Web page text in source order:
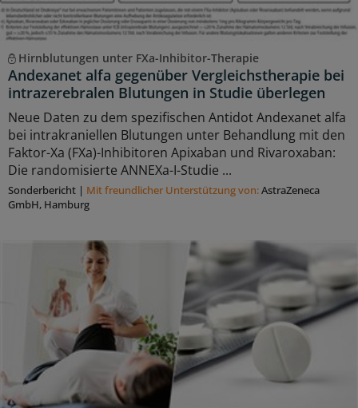
Hirnblutungen unter FXa-Inhibitor-Therapie
Andexanet alfa gegenüber Vergleichstherapie bei
intrazerebralen Blutungen in Studie überlegen
Neue Daten zu dem spezifischen Antidot Andexanet alfa
bei intrakraniellen Blutungen unter Behandlung mit den
Faktor-Xa (FXa)-Inhibitoren Apixaban und Rivaroxaban:
Die randomisierte ANNEXa-I-Studie ...
Sonderbericht | Mit freundlicher Unterstützung von:AstraZeneca
GmbH, Hamburg